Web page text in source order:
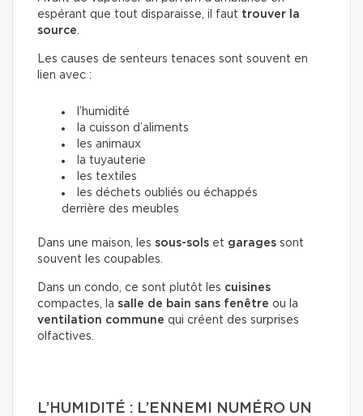
espérant que tout disparaisse, il faut trouver la
source.
Les causes de senteurs tenaces sont souvent en
lien avec :
l’humidité
la cuisson d’aliments
les animaux
la tuyauterie
les textiles
les déchets oubliés ou échappés
derrière des meubles
Dans une maison, les sous-sols et garages sont
souvent les coupables.
Dans un condo, ce sont plutôt les cuisines
compactes, la salle de bain sans fenêtre ou la
ventilation commune qui créent des surprises
olfactives.
L’HUMIDITÉ : L’ENNEMI NUMÉRO UN